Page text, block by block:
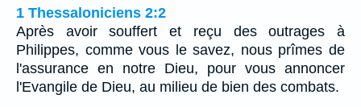
1 Thessaloniciens 2:2
Après avoir souffert et reçu des outrages à
Philippes, comme vous le savez, nous prîmes de
l'assurance en notre Dieu, pour vous annoncer
l'Evangile de Dieu, au milieu de bien des combats.